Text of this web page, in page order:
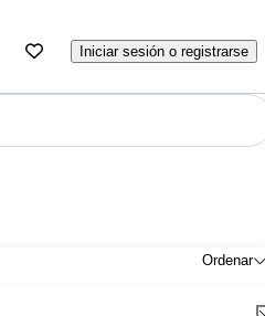
Iniciar sesión o registrarse
Ordenar